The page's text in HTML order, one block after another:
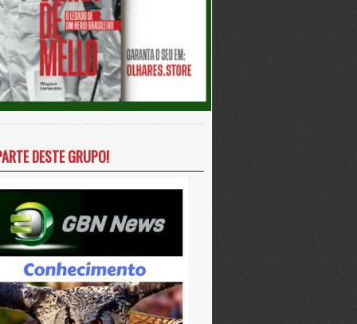
DESTE GRUPO!